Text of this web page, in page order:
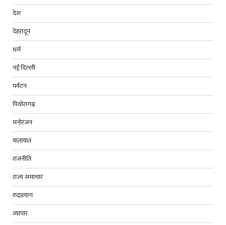
देश
देहरादून
धर्म
नई दिल्ली
पर्यटन
पिथोरागढ़
मनोरंजन
यातायात
राजनीति
राज्य समाचार
रुद्रप्रयाग
व्यापार